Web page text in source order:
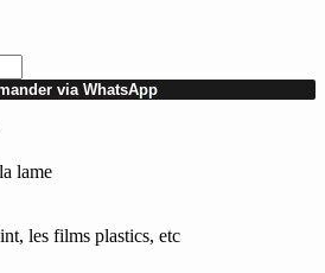
via WhatsApp
lame
les films plastics, etc